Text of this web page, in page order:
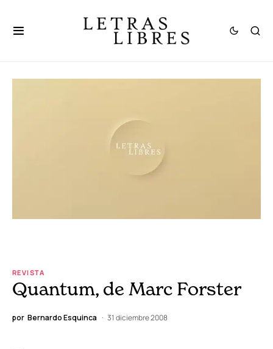
REVISTA
Quantum, de Marc Forster
por Bernardo Esquinca 31 diciembre 2008